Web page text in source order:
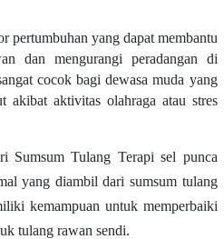
pertumbuhan yang dapat membantu
dan mengurangi peradangan di
cocok bagi dewasa muda yang
akibat aktivitas olahraga atau stres
Sumsum Tulang Terapi sel punca
yang diambil dari sumsum tulang
kemampuan untuk memperbaiki
tulang rawan sendi.